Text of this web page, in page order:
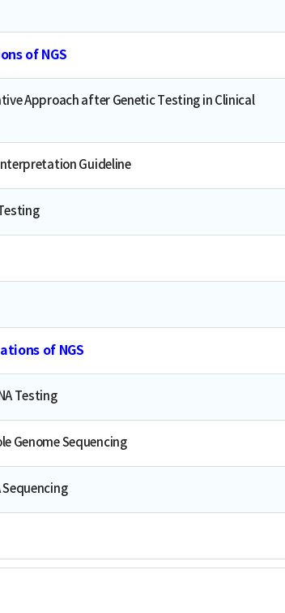
of NGS
Approach after Genetic Testing in Clinical
Guideline
of NGS
Testing
Genome Sequencing
Sequencing